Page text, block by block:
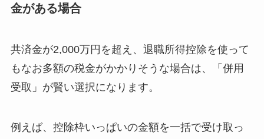
金がある場合
共済金が2,000万円を超え、退職所得控除を使って
もなお多額の税金がかかりそうな場合は、「併用
受取」が賢い選択になります。
例えば、控除枠いっぱいの金額を一括で受け取っ